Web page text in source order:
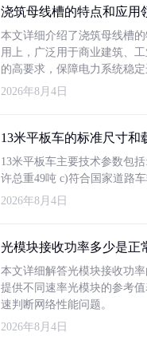
浇筑母线槽的特点和应用
本文详细介绍了浇筑母线槽
用上，广泛用于商业建筑、
的高要求，保障电力系统稳定
2026年8月4日
13米平板车的标准尺寸和
13米平板车主要技术参数包
许总重49吨 c)符合国家道路
2026年8月4日
光模块接收功率多少是正
本文详细解答光模块接收功
提供不同速率光模块的参考
速判断网络性能问题。
2026年8月4日